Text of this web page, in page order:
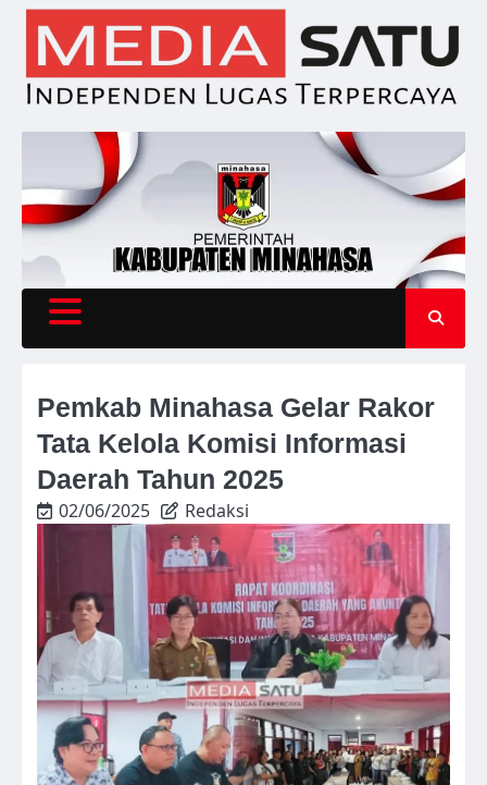
Skip
content
Pemkab Minahasa Gelar Rakor
Tata Kelola Komisi Informasi
Daerah Tahun 2025
02/06/2025 Redaksi